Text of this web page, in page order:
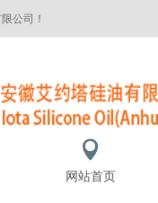
公司！
网站首页